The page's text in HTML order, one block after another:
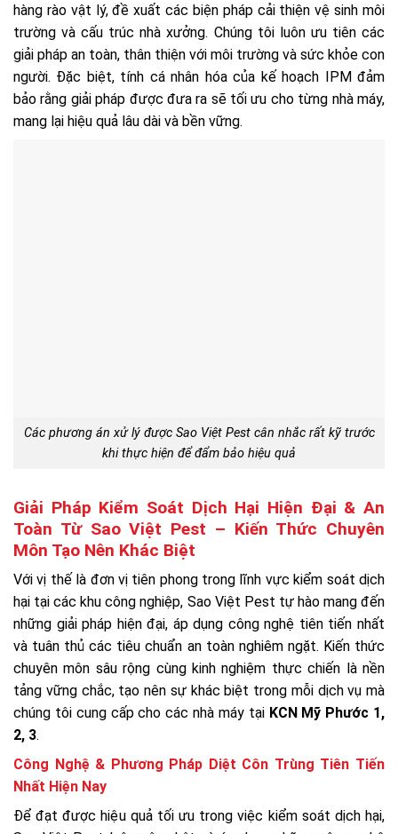
hàng rào vật lý, đề xuất các biện pháp cải thiện vệ sinh môi
trường và cấu trúc nhà xưởng. Chúng tôi luôn ưu tiên các
giải pháp an toàn, thân thiện với môi trường và sức khỏe con
người. Đặc biệt, tính cá nhân hóa của kế hoạch IPM đảm
bảo rằng giải pháp được đưa ra sẽ tối ưu cho từng nhà máy,
mang lại hiệu quả lâu dài và bền vững.
Các phương án xử lý được Sao Việt Pest cân nhắc rất kỹ trước
khi thực hiện để đẩm bảo hiệu quả
Giải Pháp Kiểm Soát Dịch Hại Hiện Đại & An
Toàn Từ Sao Việt Pest – Kiến Thức Chuyên
Môn Tạo Nên Khác Biệt
Với vị thế là đơn vị tiên phong trong lĩnh vực kiểm soát dịch
hại tại các khu công nghiệp, Sao Việt Pest tự hào mang đến
những giải pháp hiện đại, áp dụng công nghệ tiên tiến nhất
và tuân thủ các tiêu chuẩn an toàn nghiêm ngặt. Kiến thức
chuyên môn sâu rộng cùng kinh nghiệm thực chiến là nền
tảng vững chắc, tạo nên sự khác biệt trong mỗi dịch vụ mà
chúng tôi cung cấp cho các nhà máy tại KCN Mỹ Phước 1,
2, 3.
Công Nghệ & Phương Pháp Diệt Côn Trùng Tiên Tiến
Nhất Hiện Nay
Để đạt được hiệu quả tối ưu trong việc kiểm soát dịch hại,